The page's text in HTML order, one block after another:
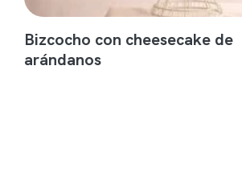
Bizcocho con cheesecake de
arándanos